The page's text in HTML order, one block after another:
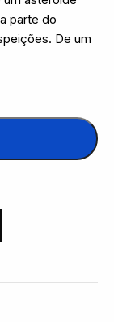
parte do
De um